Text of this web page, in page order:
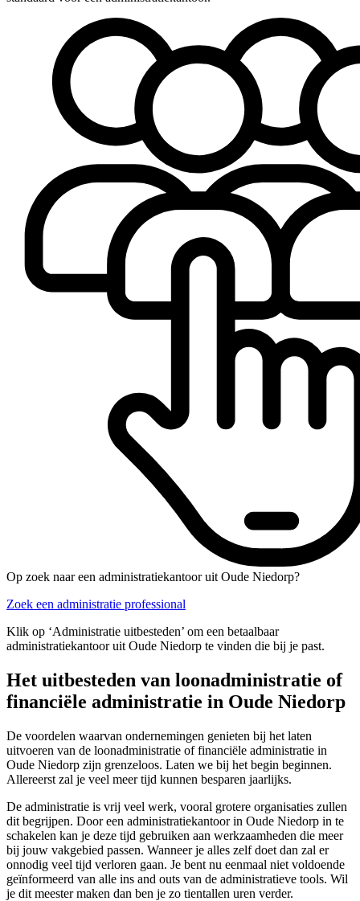
Op zoek naar een administratiekantoor uit Oude Niedorp?
Zoek een administratie professional
Klik op ‘Administratie uitbesteden’ om een betaalbaar
administratiekantoor uit Oude Niedorp te vinden die bij je past.
Het uitbesteden van loonadministratie of
financiële administratie in Oude Niedorp
De voordelen waarvan ondernemingen genieten bij het laten
uitvoeren van de loonadministratie of financiële administratie in
Oude Niedorp zijn grenzeloos. Laten we bij het begin beginnen.
Allereerst zal je veel meer tijd kunnen besparen jaarlijks.
De administratie is vrij veel werk, vooral grotere organisaties zullen
dit begrijpen. Door een administratiekantoor in Oude Niedorp in te
schakelen kan je deze tijd gebruiken aan werkzaamheden die meer
bij jouw vakgebied passen. Wanneer je alles zelf doet dan zal er
onnodig veel tijd verloren gaan. Je bent nu eenmaal niet voldoende
geïnformeerd van alle ins and outs van de administratieve tools. Wil
je dit meester maken dan ben je zo tientallen uren verder.